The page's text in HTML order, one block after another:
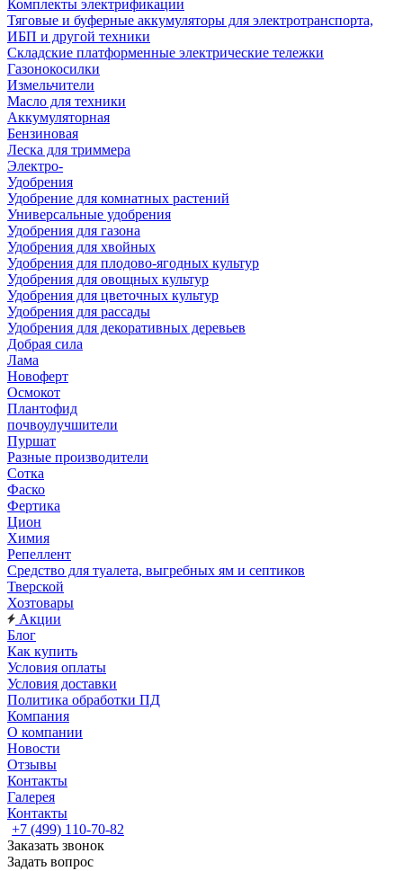
Комплекты электрификации
Тяговые и буферные аккумуляторы для электротранспорта,
ИБП и другой техники
Складские платформенные электрические тележки
Газонокосилки
Измельчители
Масло для техники
Аккумуляторная
Бензиновая
Леска для триммера
Электро-
Удобрения
Удобрение для комнатных растений
Универсальные удобрения
Удобрения для газона
Удобрения для хвойных
Удобрения для плодово-ягодных культур
Удобрения для овощных культур
Удобрения для цветочных культур
Удобрения для рассады
Удобрения для декоративных деревьев
Добрая сила
Лама
Новоферт
Осмокот
Плантофид
почвоулучшители
Пуршат
Разные производители
Сотка
Фаско
Фертика
Цион
Химия
Репеллент
Средство для туалета, выгребных ям и септиков
Тверской
Хозтовары
Акции
Блог
Как купить
Условия оплаты
Условия доставки
Политика обработки ПД
Компания
О компании
Новости
Отзывы
Контакты
Галерея
Контакты
+7 (499) 110-70-82
Заказать звонок
Задать вопрос